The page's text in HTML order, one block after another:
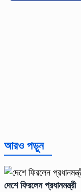
আরও পড়ুন
দেশে ফিরলেন প্রধানমন্ত্রী